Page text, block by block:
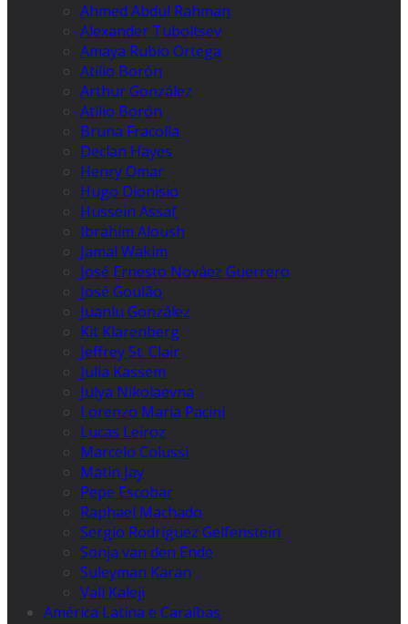
Ahmed Abdul Rahman
Alexander Tuboltsev
Amaya Rubio Ortega
Atilio Borón
Arthur González
Atilio Borón
Bruna Fracolla
Declan Hayes
Henry Omar
Hugo Dionísio
Hussein Assaf
Ibrahim Aloush
Jamal Wakim
José Ernesto Nováez Guerrero
José Goulão
Juanlu González
Kit Klarenberg
Jeffrey St. Clair
Julia Kassem
Julya Nikolaevna
Lorenzo Maria Pacini
Lucas Leiroz
Marcelo Colussi
Matin Jay
Pepe Escobar
Raphael Machado
Sergio Rodríguez Gelfenstein
Sonja van den Ende
Suleyman Karan
Vali Kaleji
América Latina e Caraíbas